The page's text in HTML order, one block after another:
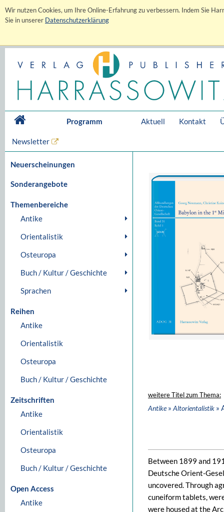
Wir nutzen Cookies, um Ihre Online-Erfahrung zu verbessern. Indem Sie
Sie in unserer Datenschutzerklärung
Programm Aktuell Kontakt
Newsletter
Neuerscheinungen
Sonderangebote
Themenbereiche
Antike
Orientalistik
Osteuropa
Buch / Kultur / Geschichte
Sprachen
Reihen
Antike
Orientalistik
Osteuropa
Buch / Kultur / Geschichte
Zeitschriften
Antike
Orientalistik
Osteuropa
Buch / Kultur / Geschichte
Open Access
Antike
weitere Titel zum Thema:
Antike» Altorientalistik »
Between 1899 and
Deutsche Orient-
uncovered. Through
cuneiform tablets,
were housed at the